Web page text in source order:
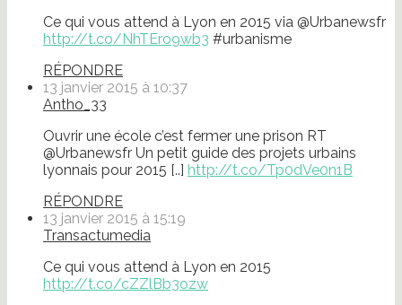
Ce qui vous attend à Lyon en 2015 via @Urbanewsfr
http://t.co/NhTEro9wb3 #urbanisme
RÉPONDRE
13 janvier 2015 à 10:37
Antho_33
Ouvrir une école c’est fermer une prison RT
@Urbanewsfr Un petit guide des projets urbains
lyonnais pour 2015 [..] http://t.co/Tp0dVe0n1B
RÉPONDRE
13 janvier 2015 à 15:19
Transactumedia
Ce qui vous attend à Lyon en 2015
http://t.co/cZZlBb3ozw